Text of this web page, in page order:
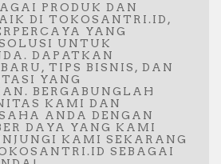
PRODUK DAN
DI TOKOSANTRI.ID,
YANG
UNTUK
DAPATKAN
TIPS BISNIS, DAN
YANG
BERGABUNGLAH
KAMI DAN
ANDA DENGAN
DAYA YANG KAMI
KAMI SEKARANG
SEBAGAI